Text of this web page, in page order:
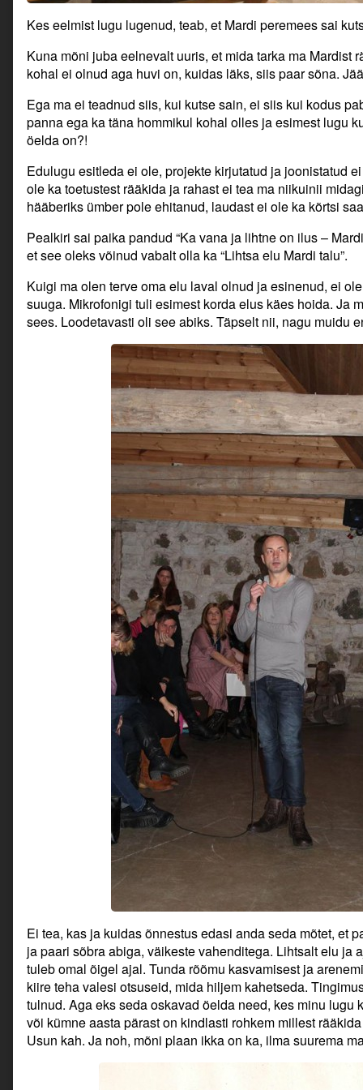
Kes eelmist lugu lugenud, teab, et Mardi peremees sai
Kuna mõni juba eelnevalt uuris, et mida tarka ma Mardist
kohal ei olnud aga huvi on, kuidas läks, siis paar sõna.
Ega ma ei teadnud siis, kui kutse sain, ei siis kui kodus
panna ega ka täna hommikul kohal olles ja esimest lugu
öelda on?!
Edulugu esitleda ei ole, projekte kirjutatud ja joonistatud
ole ka toetustest rääkida ja rahast ei tea ma niikuinii
hääberiks ümber pole ehitanud, laudast ei ole ka kõrtsi
Pealkiri sai paika pandud “Ka vana ja lihtne on ilus –
et see oleks võinud vabalt olla ka “Lihtsa elu Mardi talu”.
Kuigi ma olen terve oma elu laval olnud ja esinenud, ei
suuga. Mikrofonigi tuli esimest korda elus käes hoida. Ja
sees. Loodetavasti oli see abiks. Täpselt nii, nagu muidu
Ei tea, kas ja kuidas õnnestus edasi anda seda mõtet, et
ja paari sõbra abiga, väikeste vahenditega. Lihtsalt elu ja
tuleb omal õigel ajal. Tunda rõõmu kasvamisest ja
kiire teha valesi otsuseid, mida hiljem kahetseda.
tulnud. Aga eks seda oskavad öelda need, kes minu
või kümne aasta pärast on kindlasti rohkem millest
Usun kah. Ja noh, mõni plaan ikka on ka, ilma suurema